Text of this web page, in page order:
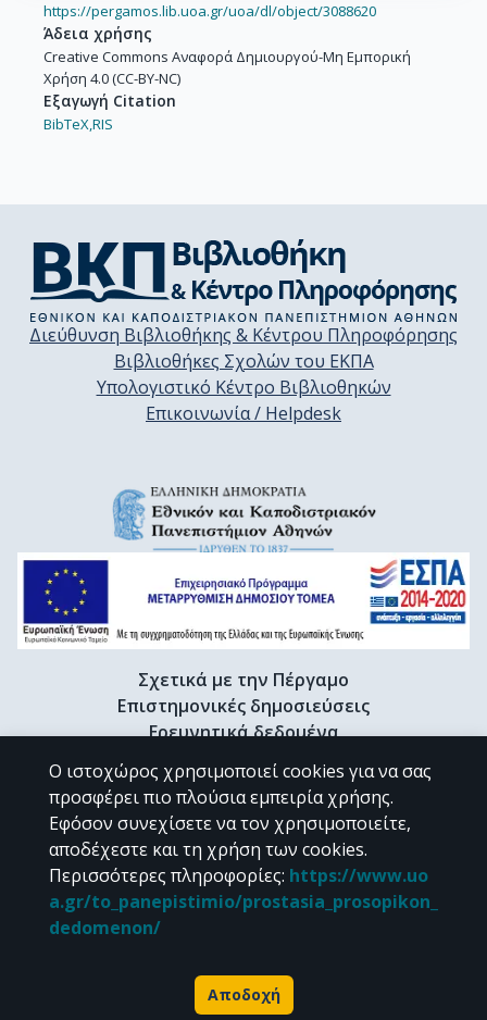
https://pergamos.lib.uoa.gr/uoa/dl/object/3088620
Άδεια χρήσης
Creative Commons Αναφορά Δημιουργού-Μη Εμπορική
Χρήση 4.0 (CC-BY-NC)
Εξαγωγή Citation
BibTeX,RIS
Διεύθυνση Βιβλιοθήκης & Κέντρου Πληροφόρησης
Βιβλιοθήκες Σχολών του ΕΚΠΑ
Υπολογιστικό Κέντρο Βιβλιοθηκών
Επικοινωνία / Helpdesk
Σχετικά με την Πέργαμο
Επιστημονικές δημοσιεύσεις
Ερευνητικά δεδομένα
Διδακτορικές διατριβές & Γκρίζα βιβλιογραφία
Προφίλ Ερευνητή
CC BY-NC 4.0
Εκτός αν αναφέρεται διαφορετικά, το υλικό της "Περγάμου" διατίθεται
Powered by
Ο ιστοχώρος χρησιμοποιεί cookies για να σας
προσφέρει πιο πλούσια εμπειρία χρήσης.
Εφόσον συνεχίσετε να τον χρησιμοποιείτε,
αποδέχεστε και τη χρήση των cookies.
Περισσότερες πληροφορίες: https://www.uo
a.gr/to_panepistimio/prostasia_prosopikon_
dedomenon/
Αποδοχή